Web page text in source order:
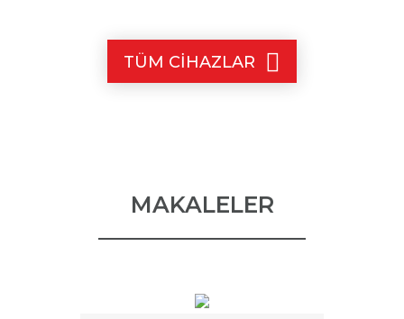
TÜM CİHAZLAR
MAKALELER